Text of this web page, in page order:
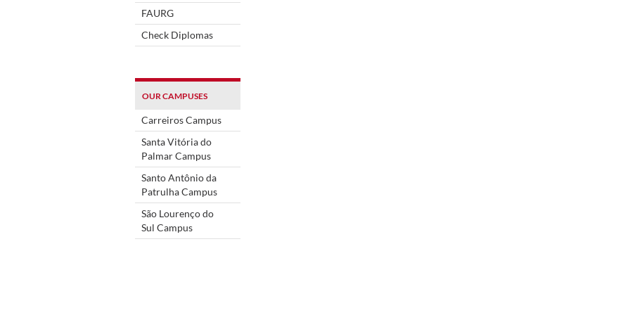
FAURG
Check Diplomas
OUR CAMPUSES
Carreiros Campus
Santa Vitória do
Palmar Campus
Santo Antônio da
Patrulha Campus
São Lourenço do
Sul Campus